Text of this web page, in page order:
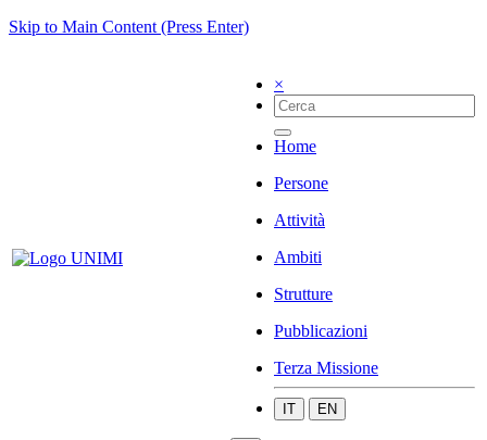
Skip to Main Content (Press Enter)
×
Home
Persone
Attività
Ambiti
Strutture
Pubblicazioni
Terza Missione
IT EN